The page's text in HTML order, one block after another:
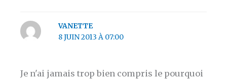
VANETTE
8 JUIN 2013 À 07:00
Je n'ai jamais trop bien compris le pourquoi